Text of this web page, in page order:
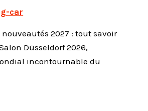
car
2027 : tout savoir
Düsseldorf 2026,
incontournable du